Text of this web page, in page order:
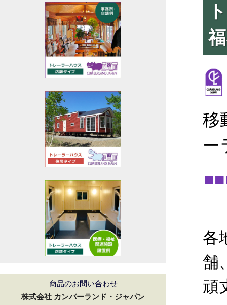
商品のお問い合わせ
株式会社 カンバーランド・ジャパン
移
ー
各
舗
頑